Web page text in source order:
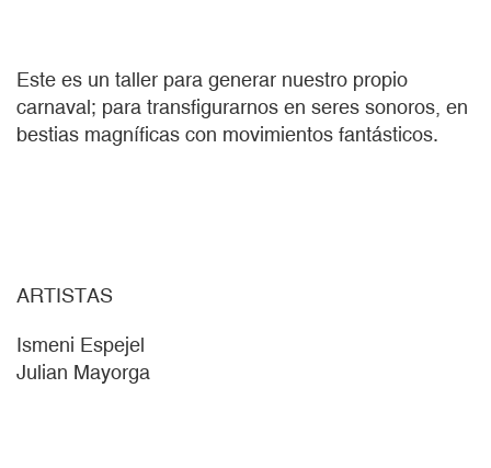
Este es un taller para generar nuestro propio
carnaval; para transfigurarnos en seres sonoros, en
bestias magníficas con movimientos fantásticos.
ARTISTAS
Ismeni Espejel
Julian Mayorga